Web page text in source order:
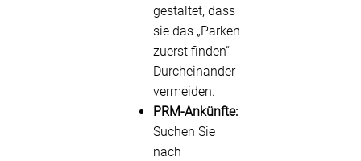
gestaltet, dass
sie das „Parken
zuerst finden“-
Durcheinander
vermeiden.
PRM-Ankünfte:
Suchen Sie
nach